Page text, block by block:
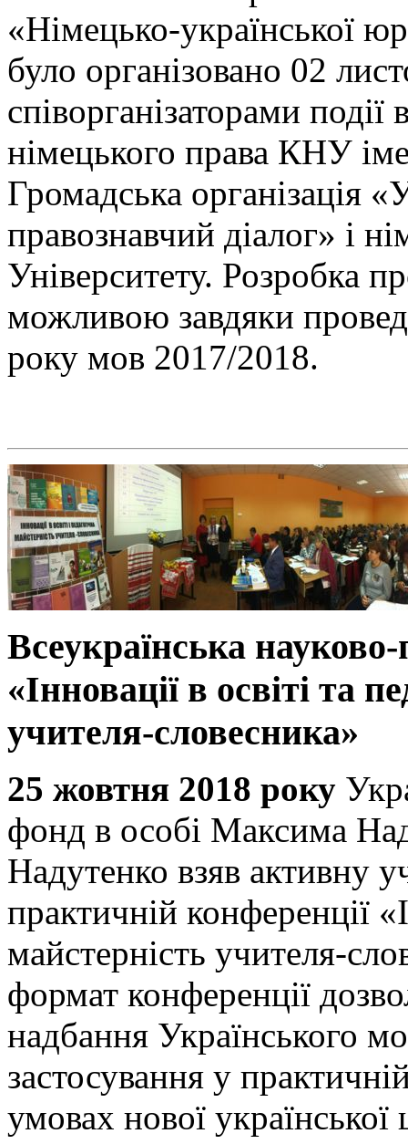
«Німецько-української
було організовано 02
співорганізаторами
німецького права КНУ
Громадська організація
правознавчий діалог» і
Університету. Розробка
можливою завдяки
року мов 2017/2018.
Всеукраїнська
«Інновації в освіті та
учителя-словесника»
25 жовтня 2018 року
фонд в особі Максима
Надутенко взяв активну
практичній конференції
майстерність учителя-
формат конференції
надбання Українського
застосування у
умовах нової